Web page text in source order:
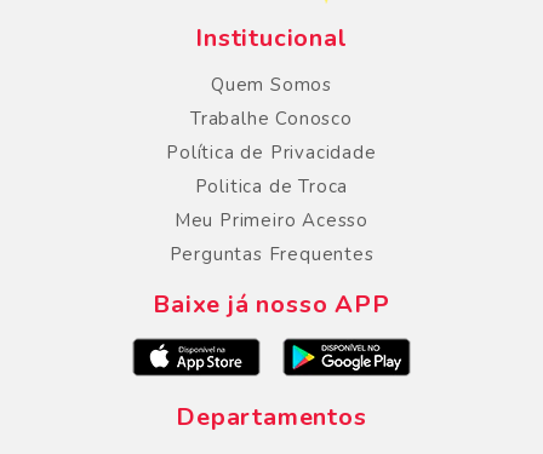
Institucional
Quem Somos
Trabalhe Conosco
Política de Privacidade
Politica de Troca
Meu Primeiro Acesso
Perguntas Frequentes
Baixe já nosso APP
Departamentos